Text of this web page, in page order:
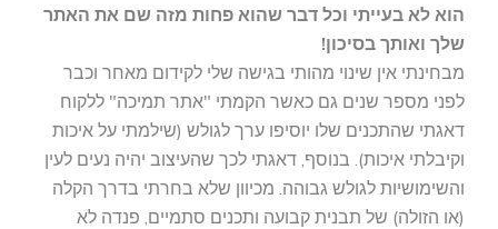
הוא לא בעייתי וכל דבר שהוא פחות מזה שם את האתר
שלך ואותך בסיכון!
מבחינתי אין שינוי מהותי בגישה שלי לקידום מאחר וכבר
לפני מספר שנים גם כאשר הקמתי "אתר תמיכה" ללקוח
דאגתי שהתכנים שלו יוסיפו ערך לגולש (שילמתי על איכות
וקיבלתי איכות). בנוסף, דאגתי לכך שהעיצוב יהיה נעים לעין
והשימושיות לגולש גבוהה. מכיוון שלא בחרתי בדרך הקלה
(או הזולה) של תבנית קבועה ותכנים סתמיים, פנדה לא